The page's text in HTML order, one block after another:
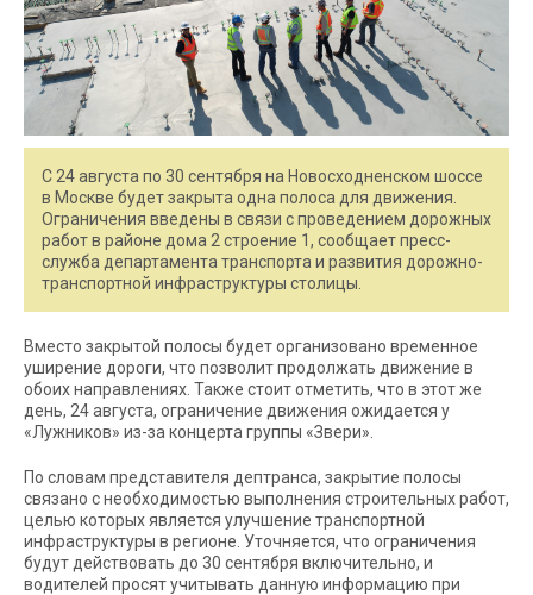
С 24 августа по 30 сентября на Новосходненском шоссе
в Москве будет закрыта одна полоса для движения.
Ограничения введены в связи с проведением дорожных
работ в районе дома 2 строение 1, сообщает пресс-
служба департамента транспорта и развития дорожно-
транспортной инфраструктуры столицы.
Вместо закрытой полосы будет организовано временное
уширение дороги, что позволит продолжать движение в
обоих направлениях. Также стоит отметить, что в этот же
день, 24 августа, ограничение движения ожидается у
«Лужников» из-за концерта группы «Звери».
По словам представителя дептранса, закрытие полосы
связано с необходимостью выполнения строительных работ,
целью которых является улучшение транспортной
инфраструктуры в регионе. Уточняется, что ограничения
будут действовать до 30 сентября включительно, и
водителей просят учитывать данную информацию при